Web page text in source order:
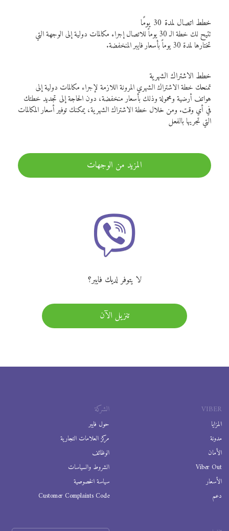
خطط اتصال لمدة 30 يومًا
تتيح لك خطة الـ 30 يوماً للاتصال إجراء مكالمات دولية إلى الوجهة التي
تختارها لمدة 30 يوماً بأسعار فايبر المنخفضة.
خطط الاشتراك الشهرية
تمنحك خطة الاشتراك الشهري المرونة اللازمة لإجراء مكالمات دولية إلى
هواتف أرضية ومحمولة وذلك بأسعار منخفضة، دون الحاجة إلى تجديد خطتك
في أي وقت. ومن خلال خطة الاشتراك الشهرية، يمكنك توفير أسعار المكالمات
التي تجريها بالفعل
المزيد من الوجهات
لا يتوفر لديك فايبر؟
تنزيل الآن
VIBER
المزايا
مدونة
الأمان
Viber Out
الأسعار
دعم
الشركة
حول فايبر
مركز العلامات التجارية
الوظائف
الشروط والسياسات
سياسة الخصوصية
Customer Complaints Code